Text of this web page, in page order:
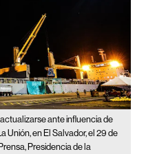
ante influencia de
Unión, en El Salvador, el 29 de
Presidencia de la